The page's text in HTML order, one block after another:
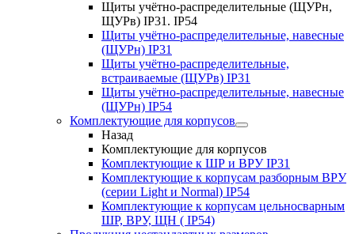
Щиты учётно-распределительные (ЩУРн,
ЩУРв) IP31. IP54
Щиты учётно-распределительные, навесные
(ЩУРн) IP31
Щиты учётно-распределительные,
встраиваемые (ЩУРв) IP31
Щиты учётно-распределительные, навесные
(ЩУРн) IP54
Комплектующие для корпусов
Назад
Комплектующие для корпусов
Комплектующие к ШР и ВРУ IP31
Комплектующие к корпусам разборным ВРУ
(серии Light и Normal) IP54
Комплектующие к корпусам цельносварным
ШР, ВРУ, ЩН ( IP54)